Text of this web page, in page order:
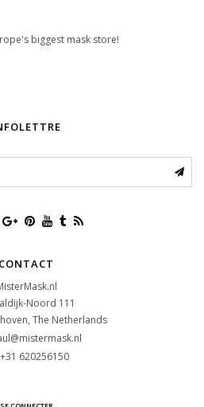
biggest mask store!
CONTACT
Noord 111
The Netherlands
+31 620256150